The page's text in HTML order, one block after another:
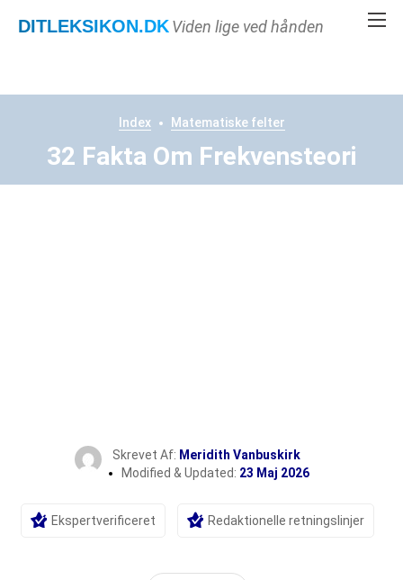
DITLEKSIKON.DKViden lige ved hånden
Index Matematiske felter
32 Fakta Om Frekvensteori
Skrevet Af: Meridith Vanbuskirk
Modified & Updated: 23 Maj 2026
Ekspertverificeret Redaktionelle retningslinjer